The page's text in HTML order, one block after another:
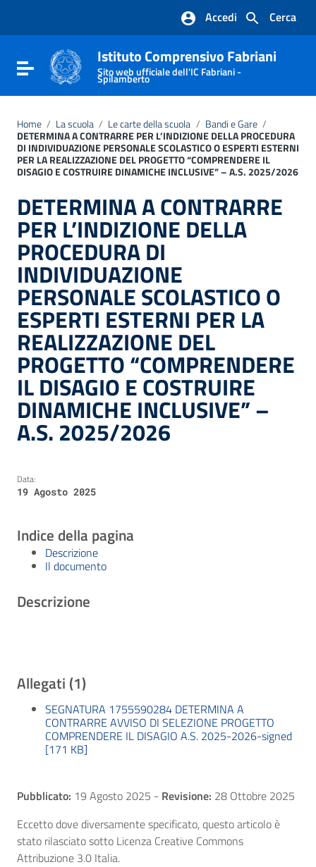
Vai al footer
Cerca
Accedi
Attiva / disattiva la navigazione
Istituto Comprensivo Fabriani
Sito web ufficiale dell'IC Fabriani -
Spilamberto
Home / La scuola / Le carte della scuola / Bandi e Gare /
DETERMINA A CONTRARRE PER L’INDIZIONE DELLA PROCEDURA
DI INDIVIDUAZIONE PERSONALE SCOLASTICO O ESPERTI ESTERNI
PER LA REALIZZAZIONE DEL PROGETTO “COMPRENDERE IL
DISAGIO E COSTRUIRE DINAMICHE INCLUSIVE” – A.S. 2025/2026
DETERMINA A CONTRARRE
PER L’INDIZIONE DELLA
PROCEDURA DI
INDIVIDUAZIONE
PERSONALE SCOLASTICO O
ESPERTI ESTERNI PER LA
REALIZZAZIONE DEL
PROGETTO “COMPRENDERE
IL DISAGIO E COSTRUIRE
DINAMICHE INCLUSIVE” –
A.S. 2025/2026
Data:
19 Agosto 2025
Indice della pagina
Descrizione
Il documento
Descrizione
Allegati (1)
SEGNATURA 1755590284 DETERMINA A
CONTRARRE AVVISO DI SELEZIONE PROGETTO
COMPRENDERE IL DISAGIO A.S. 2025-2026-signed
[171 KB]
Pubblicato: 19 Agosto 2025 - Revisione: 28 Ottobre 2025
Eccetto dove diversamente specificato, questo articolo è
stato rilasciato sotto Licenza Creative Commons
Attribuzione 3.0 Italia.